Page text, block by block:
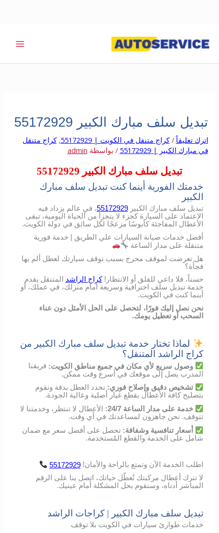
إلى
تبديل سلف مبارك الكبير 55172929
اترك تعليقاً /كراج متنقل في الكويت | 55172929 ,كراج متنقل
في مبارك الكبير | 55172929
/ بواسطة admin
تبديل سلف مبارك الكبير 55172929
خدمتك الفورية أينما كنت تبديل سلف مبارك
الكبير
تبديل سلف مبارك الكبير55172929، في عالم يزداد فيه
الاعتماد على السيارة كجزء لا يتجزأ من الحياة اليومية، تبقى
الأعطال المفاجئة كابوسًا مزعجًا لكل سائق في دولة الكويت.
أفضل خدمات صيانة السيارات علي الطريق | خدمة فورية
متنقلة على مدار الساعة
هل تعرضت لموقف محرج بسبب توقف سيارتك لعطل ألم بها
فجأة؟
حسناً، فلا داعي للقلق أو الانتظار!كراج الراشد المتنقل يقدم
خدمة تبديل سلف احترافية وسريعة أمام منزلك، في عملك، أو
أينما كنت في الكويت.
نحن نصل إليك فورًا، لتحصل على الحل الأمثل دون عناء
السحب أو تعطيل يومك.
لماذا تختار خدمة تبديل سلف مبارك الكبير من
كراج الراشد المتنقل؟
وصول سريع لأي مكان في جميع مناطق الكويت: فريقنا
المدرب يصل إلى موقعك في أسرع وقت ممكن.
تشخيص دقيق وإصلاح فوري: نحدد العطل بدقة ونقوم
بتصليح كافة الأعطال بقطع غيار أصلية وعالية الجودة.
خدمة على مدار الساعة 24/7: الأعطال لا تنتظر، وخدمتنا لا
تتوقف. نحن جاهزون لمساعدتك في أي وقت.
أسعار تنافسية وشفافة: تحصل على أفضل سعر مع ضمان
شامل على الخدمة والقطع المُستخدمة.
اطلب الخدمة الآن وتمتع بالراحة والأمان!
55172929
لا تترك أعطال مركبتك تُعطّل حياتك، اتصل بنا على الرقم
المباشر أدناه، وسنقوم بحل المشكلة أمام عينيك.
تبديل سلف مبارك الكبير | كراجات الراشد
خدمات طوارئ سيارات في الكويت بلا توقف